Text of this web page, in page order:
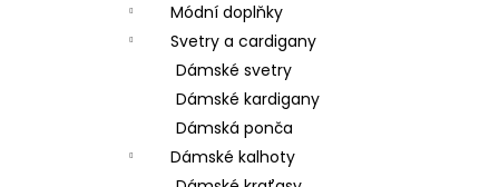
Módní doplňky
Svetry a cardigany
Dámské svetry
Dámské kardigany
Dámská ponča
Dámské kalhoty